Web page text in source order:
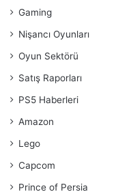
Gaming
Nişancı Oyunları
Oyun Sektörü
Satış Raporları
PS5 Haberleri
Amazon
Lego
Capcom
Prince of Persia